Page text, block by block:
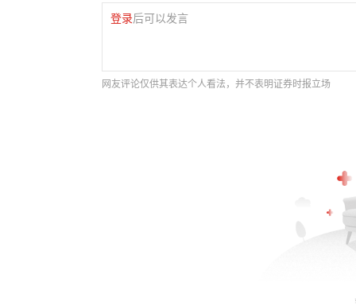
登录后可以发言
网友评论仅供其表达个人看法，并不表明证券时报立场